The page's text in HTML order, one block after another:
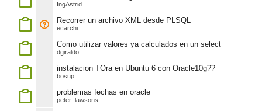
IngAstrid
Recorrer un archivo XML desde PLSQL
ecarchi
Como utilizar valores ya calculados en un select
dgiraldo
instalacion TOra en Ubuntu 6 con Oracle10g??
bosup
problemas fechas en oracle
peter_lawsons